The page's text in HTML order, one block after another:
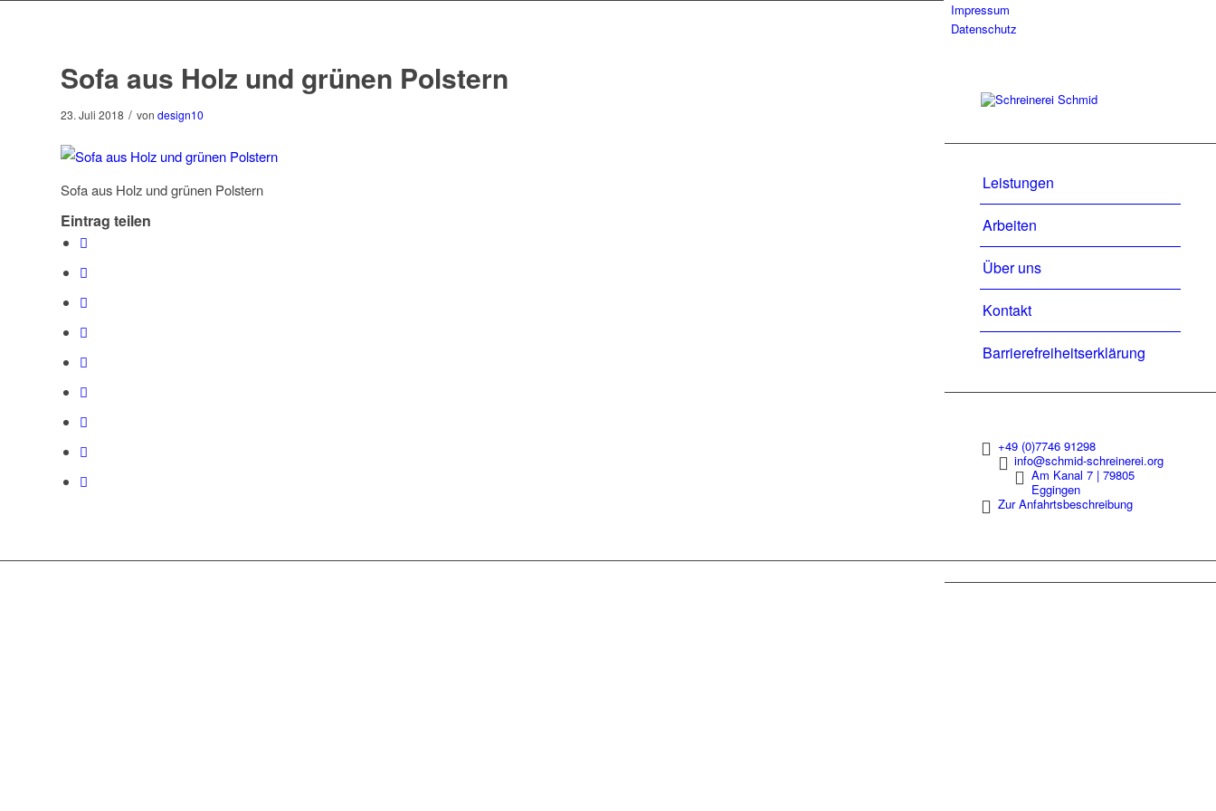
Impressum
Datenschutz
Leistungen
Arbeiten
Über uns
Kontakt
Barrierefreiheitserklärung
+49 (0)7746 91298
info@schmid-schreinerei.org
Am Kanal 7 | 79805
Eggingen
Zur Anfahrtsbeschreibung
Sofa aus Holz und grünen Polstern
23. Juli 2018 / von design10
Sofa aus Holz und grünen Polstern
Eintrag teilen